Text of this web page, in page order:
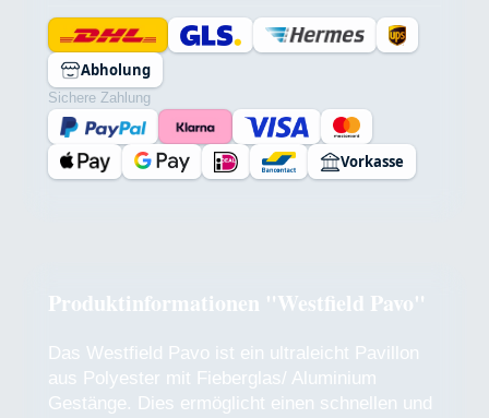
Abholung
Sichere Zahlung
Vorkasse
Produktinformationen "Westfield Pavo"
Das Westfield Pavo ist ein ultraleicht Pavillon
aus Polyester mit Fieberglas/ Aluminium
Gestänge. Dies ermöglicht einen schnellen und